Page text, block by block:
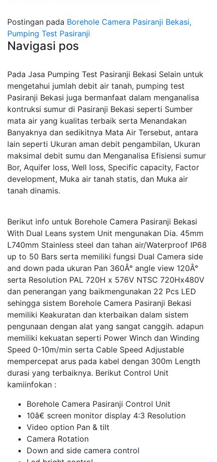
Postingan pada Borehole Camera Pasiranji Bekasi,
Pumping Test Pasiranji
Navigasi pos
Pada Jasa Pumping Test Pasiranji Bekasi Selain untuk
mengetahui jumlah debit air tanah, pumping test
Pasiranji Bekasi juga bermanfaat dalam menganalisa
kontruksi sumur di Pasiranji Bekasi seperti Sumber
mata air yang kualitas terbaik serta Menandakan
Banyaknya dan sedikitnya Mata Air Tersebut, antara
lain seperti Ukuran aman debit pengambilan, Ukuran
maksimal debit sumu dan Menganalisa Efisiensi sumur
Bor, Aquifer loss, Well loss, Specific capacity, Factor
development, Muka air tanah statis, dan Muka air
tanah dinamis.
Berikut info untuk Borehole Camera Pasiranji Bekasi
With Dual Leans system Unit mengunakan Dia. 45mm
L740mm Stainless steel dan tahan air/Waterproof IP68
up to 50 Bars serta memiliki fungsi Dual Camera side
and down pada ukuran Pan 360Â° angle view 120Â°
serta Resolution PAL 720H x 576V NTSC 720Hx480V
dan penerangan yang baikmengunakan 22 Pcs LED
sehingga sistem Borehole Camera Pasiranji Bekasi
memiliki Keakuratan dan kterbaikan dalam sistem
pengunaan dengan alat yang sangat canggih. adapun
memiliki kekuatan seperti Power Winch dan Winding
Speed 0-10m/min serta Cable Speed Adjustable
mempercepat arus pada kabel dengan 300m Length
durasi yang terbaiknya. Berikut Control Unit
kamiinfokan :
Borehole Camera Pasiranji Control Unit
10â€ screen monitor display 4:3 Resolution
Video option Pan & tilt
Camera Rotation
Down and side camera control